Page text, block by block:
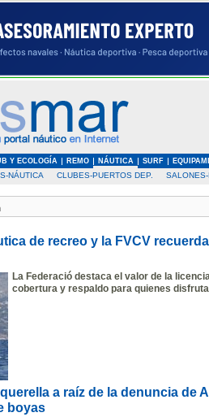
Y ECOLOGÍA REMO NÁUTICA SURF
NÁUTICA CLUBES-PUERTOS DEP.
de recreo y la FVCV
La Federació destaca el valor de la
cobertura y respaldo para quienes
a raíz de la denuncia de
boyas